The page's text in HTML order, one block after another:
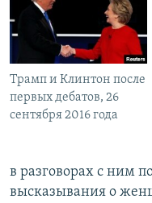
Трамп и Клинтон после
первых дебатов, 26
сентября 2016 года
в разговорах с ним
высказывания о